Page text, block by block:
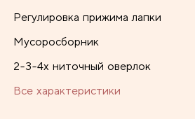
Регулировка прижима лапки
Мусоросборник
2-3-4х ниточный оверлок
Все характеристики